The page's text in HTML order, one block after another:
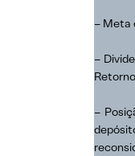
– Meta
–
–